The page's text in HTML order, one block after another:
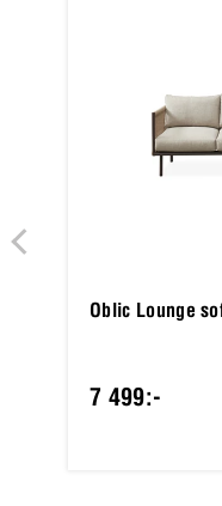
Oblic Lounge
7 499:-